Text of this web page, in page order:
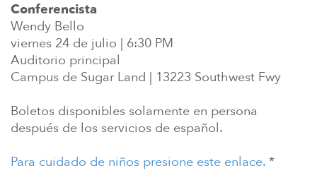
Conferencista
Wendy Bello
viernes 24 de julio | 6:30 PM
Auditorio principal
Campus de Sugar Land | 13223 Southwest Fwy
Boletos disponibles solamente en persona
después de los servicios de español.
Para cuidado de niños presione este enlace. *